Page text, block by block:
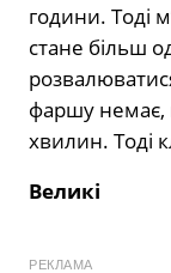
години. Тоді
стане більш
фаршу немає,
хвилин. Тоді
Великі
РЕКЛАМА